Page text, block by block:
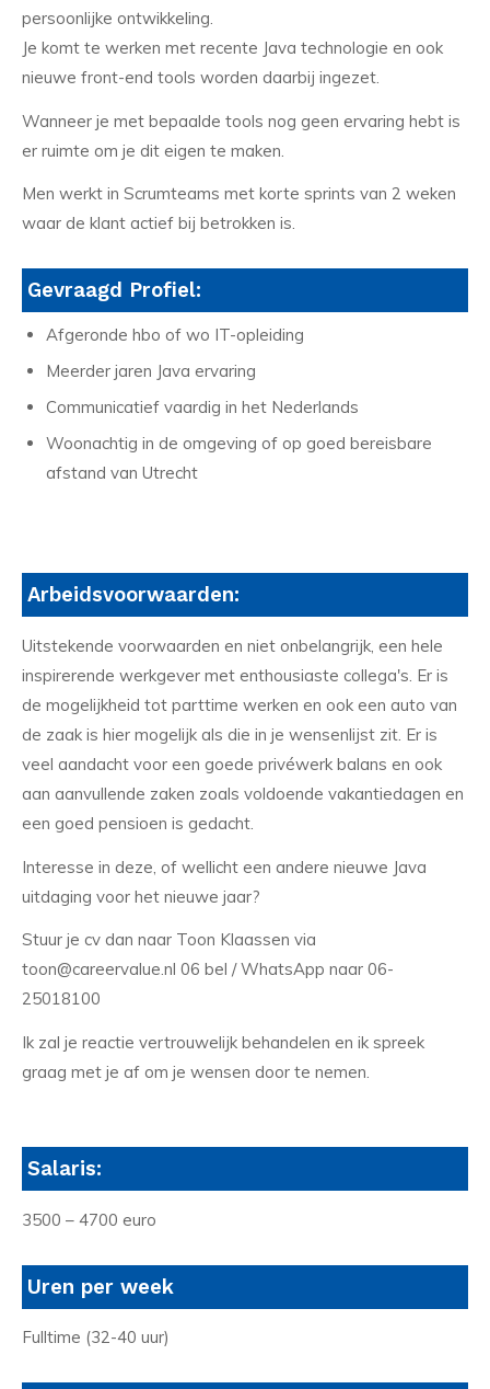
persoonlijke ontwikkeling.
Je komt te werken met recente Java technologie en ook
nieuwe front-end tools worden daarbij ingezet.
Wanneer je met bepaalde tools nog geen ervaring hebt is
er ruimte om je dit eigen te maken.
Men werkt in Scrumteams met korte sprints van 2 weken
waar de klant actief bij betrokken is.
Gevraagd Profiel:
Afgeronde hbo of wo IT-opleiding
Meerder jaren Java ervaring
Communicatief vaardig in het Nederlands
Woonachtig in de omgeving of op goed bereisbare
afstand van Utrecht
Arbeidsvoorwaarden:
Uitstekende voorwaarden en niet onbelangrijk, een hele
inspirerende werkgever met enthousiaste collega's. Er is
de mogelijkheid tot parttime werken en ook een auto van
de zaak is hier mogelijk als die in je wensenlijst zit. Er is
veel aandacht voor een goede privéwerk balans en ook
aan aanvullende zaken zoals voldoende vakantiedagen en
een goed pensioen is gedacht.
Interesse in deze, of wellicht een andere nieuwe Java
uitdaging voor het nieuwe jaar?
Stuur je cv dan naar Toon Klaassen via
toon@careervalue.nl 06 bel / WhatsApp naar 06-
25018100
Ik zal je reactie vertrouwelijk behandelen en ik spreek
graag met je af om je wensen door te nemen.
Salaris:
3500 – 4700 euro
Uren per week
Fulltime (32-40 uur)